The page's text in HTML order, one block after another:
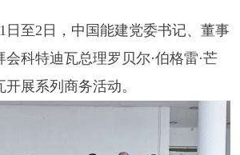
日至2日，中国能建党委书记、董事
科特迪瓦总理罗贝尔·伯格雷·芒
展系列商务活动。